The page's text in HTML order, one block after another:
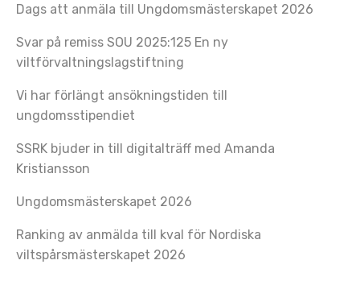
Dags att anmäla till Ungdomsmästerskapet 2026
Svar på remiss SOU 2025:125 En ny
viltförvaltningslagstiftning
Vi har förlängt ansökningstiden till
ungdomsstipendiet
SSRK bjuder in till digitalträff med Amanda
Kristiansson
Ungdomsmästerskapet 2026
Ranking av anmälda till kval för Nordiska
viltspårsmästerskapet 2026